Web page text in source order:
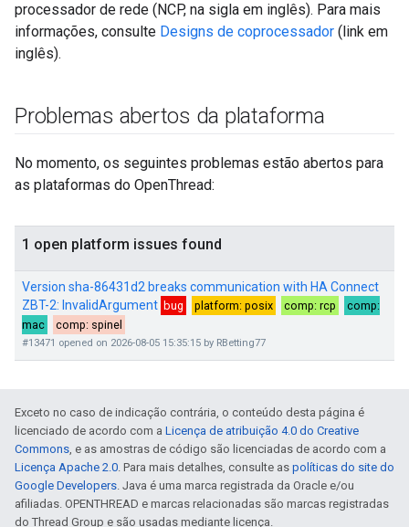
processador de rede (NCP, na sigla em inglês). Para mais
informações, consulte Designs de coprocessador (link em
inglês).
Problemas abertos da plataforma
No momento, os seguintes problemas estão abertos para
as plataformas do OpenThread:
Exceto no caso de indicação contrária, o conteúdo desta página é
licenciado de acordo com a Licença de atribuição 4.0 do Creative
Commons, e as amostras de código são licenciadas de acordo com a
Licença Apache 2.0. Para mais detalhes, consulte as políticas do site do
Google Developers. Java é uma marca registrada da Oracle e/ou
afiliadas. OPENTHREAD e marcas relacionadas são marcas registradas
do Thread Group e são usadas mediante licença.